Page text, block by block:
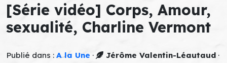
[Série vidéo] Corps, Amour,
sexualité, Charline Vermont
Publié dans : A la Une · Jérôme Valentin-Léautaud ·